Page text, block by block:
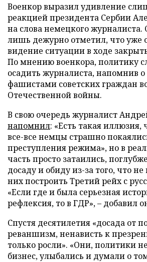
Военкор выразил удивление
реакцией президента Сербии
на слова немецкого журналиста.
лишь дежурно отметил, что уже
видение ситуации в ходе
По мнению военкора, политику
осадить журналиста, напомнив
фашистами советских граждан
Отечественной войны.
В свою очередь журналист
напомнил: «Есть такая иллюзия,
все-все немцы страшно
преступления режима», но в
часть просто затаились,
досаду и обиду из-за того, что
них построить Третий рейх с
«Если где и была серьезная
рефлексия, то в ГДР», – добавил
Спустя десятилетия «досада от
реваншизм, ненависть к
только росли». «Они, политики
бизнес, улыбались и думали о